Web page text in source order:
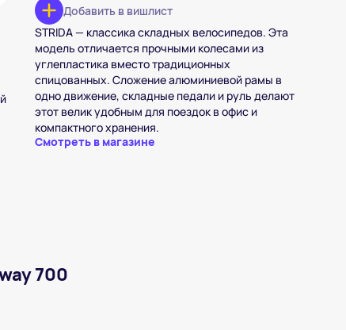
Добавить в вишлист
STRIDA — классика складных велосипедов. Эта
модель отличается прочными колесами из
углепластика вместо традиционных
спицованных. Сложение алюминиевой рамы в
одно движение, складные педали и руль делают
этот велик удобным для поездок в офис и
компактного хранения.
Смотреть в магазине
700